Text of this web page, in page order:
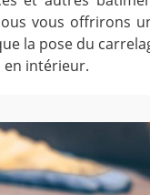
vous offrirons
la pose du
intérieur.